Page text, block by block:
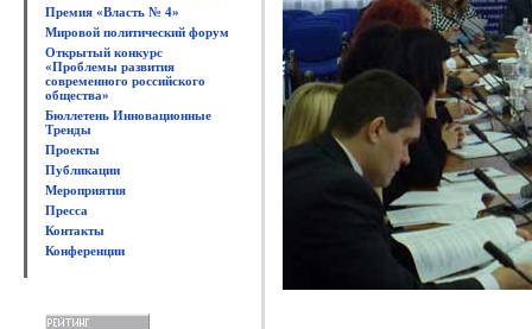
Премия «Власть № 4»
Мировой политический форум
Открытый конкурс
«Проблемы развития
современного российского
общества»
Бюллетень Инновационные
Тренды
Проекты
Публикации
Мероприятия
Пресса
Контакты
Конференции